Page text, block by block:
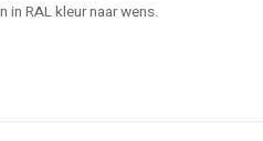
RAL kleur naar wens.